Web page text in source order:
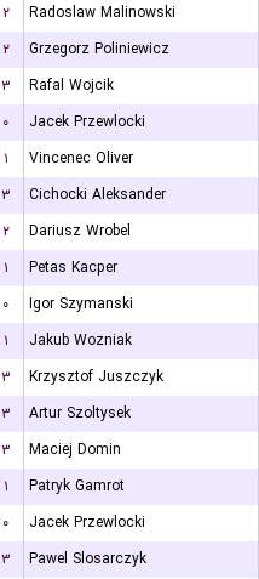
۲
Radoslaw Malinowski
۲
Grzegorz Poliniewicz
۳
Rafal Wojcik
۰
Jacek Przewlocki
۱
Vincenec Oliver
۳
Cichocki Aleksander
۲
Dariusz Wrobel
۱
Petas Kacper
۰
Igor Szymanski
۱
Jakub Wozniak
۳
Krzysztof Juszczyk
۳
Artur Szoltysek
۳
Maciej Domin
۱
Patryk Gamrot
۰
Jacek Przewlocki
۳
Pawel Slosarczyk